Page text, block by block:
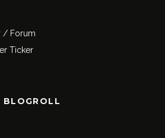
/ Forum
Ticker
BLOGROLL